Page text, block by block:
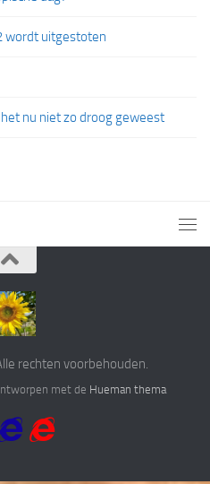
wordt uitgestoten
nu niet zo droog geweest
rechten voorbehouden.
met de Hueman thema